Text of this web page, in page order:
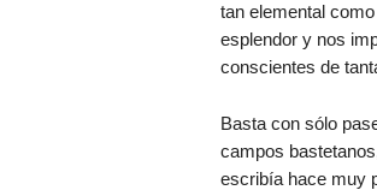
tan elemental
esplendor y nos
conscientes de
Basta con sólo
campos
escribía hace muy